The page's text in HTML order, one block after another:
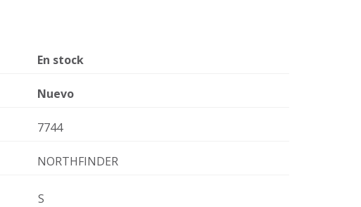
En stock
Nuevo
7744
NORTHFINDER
S